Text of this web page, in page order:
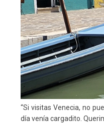
“Si visitas Venecia, no
día venía cargadito.